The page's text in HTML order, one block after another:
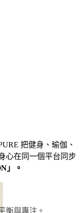
把健身、瑜伽、
心在同一個平台同步
」。
衡與專注。